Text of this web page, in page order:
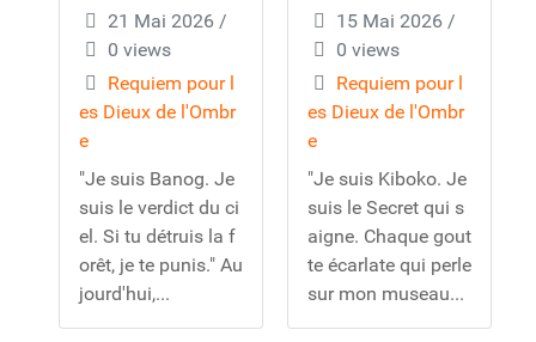
21 Mai 2026 /
0 views
Requiem pour l
es Dieux de l'Ombr
e
"Je suis Banog. Je
suis le verdict du ci
el. Si tu détruis la f
orêt, je te punis." Au
jourd'hui,...
15 Mai 2026 /
0 views
Requiem pour l
es Dieux de l'Ombr
e
"Je suis Kiboko. Je
suis le Secret qui s
aigne. Chaque gout
te écarlate qui perle
sur mon museau...